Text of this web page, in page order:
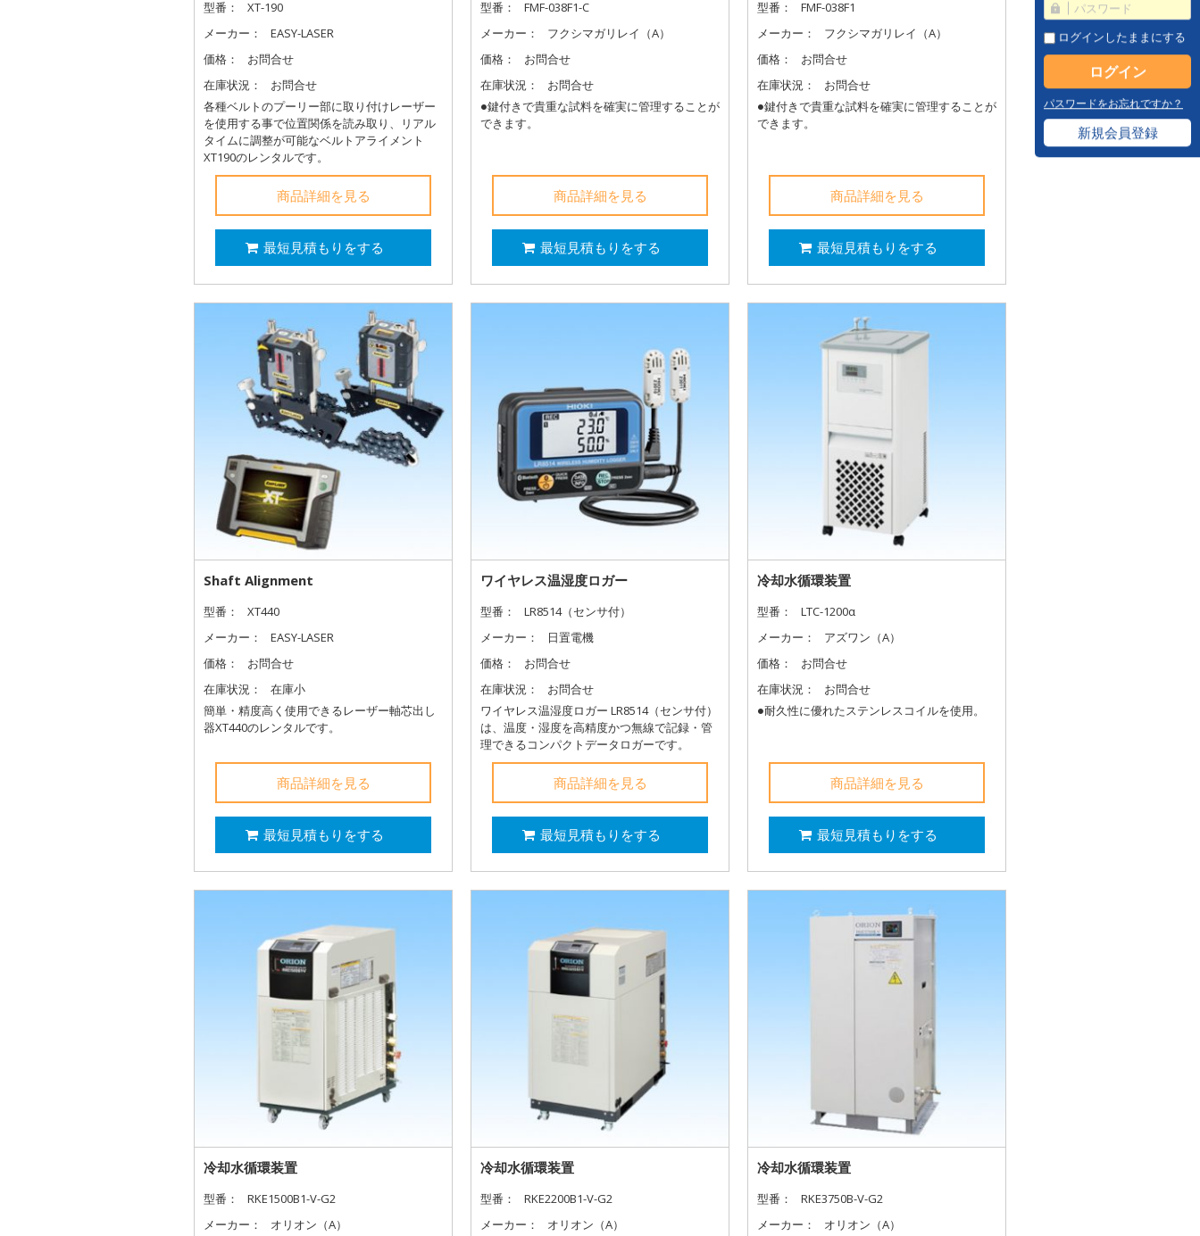
型番：
XT-190
メーカー：
EASY-LASER
価格：
お問合せ
在庫状況：
お問合せ
各種ベルトのプーリー部に取り付けレーザー
を使用する事で位置関係を読み取り、リアル
タイムに調整が可能なベルトアライメント
XT190のレンタルです。
商品詳細を見る
最短見積もりをする
型番：
FMF-038F1-C
メーカー：
フクシマガリレイ（A）
価格：
お問合せ
在庫状況：
お問合せ
●鍵付きで貴重な試料を確実に管理することが
できます。
商品詳細を見る
最短見積もりをする
型番：
FMF-038F1
メーカー：
フクシマガリレイ（A）
価格：
お問合せ
在庫状況：
お問合せ
●鍵付きで貴重な試料を確実に管理することが
できます。
商品詳細を見る
最短見積もりをする
Shaft Alignment
型番：
XT440
メーカー：
EASY-LASER
価格：
お問合せ
在庫状況：
在庫小
簡単・精度高く使用できるレーザー軸芯出し
器XT440のレンタルです。
商品詳細を見る
最短見積もりをする
ワイヤレス温湿度ロガー
型番：
LR8514（センサ付）
メーカー：
日置電機
価格：
お問合せ
在庫状況：
お問合せ
ワイヤレス温湿度ロガー LR8514（センサ付）
は、温度・湿度を高精度かつ無線で記録・管
理できるコンパクトデータロガーです。
商品詳細を見る
最短見積もりをする
冷却水循環装置
型番：
LTC-1200α
メーカー：
アズワン（A）
価格：
お問合せ
在庫状況：
お問合せ
●耐久性に優れたステンレスコイルを使用。
商品詳細を見る
最短見積もりをする
冷却水循環装置
型番：
RKE1500B1-V-G2
メーカー：
オリオン（A）
冷却水循環装置
型番：
RKE2200B1-V-G2
メーカー：
オリオン（A）
冷却水循環装置
型番：
RKE3750B-V-G2
メーカー：
オリオン（A）
ログインしたままにする
パスワードをお忘れですか？
新規会員登録